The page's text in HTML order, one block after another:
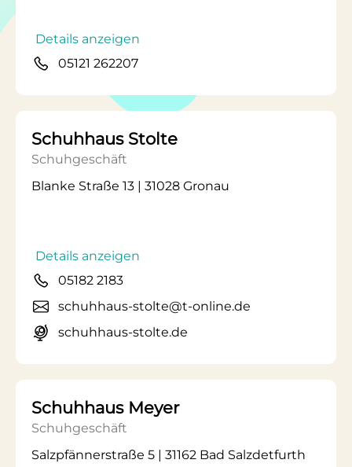
Details anzeigen
05121 262207
Schuhhaus Stolte
Schuhgeschäft
Blanke Straße 13 | 31028 Gronau
Details anzeigen
05182 2183
schuhhaus-stolte@t-online.de
schuhhaus-stolte.de
Schuhhaus Meyer
Schuhgeschäft
Salzpfännerstraße 5 | 31162 Bad Salzdetfurth